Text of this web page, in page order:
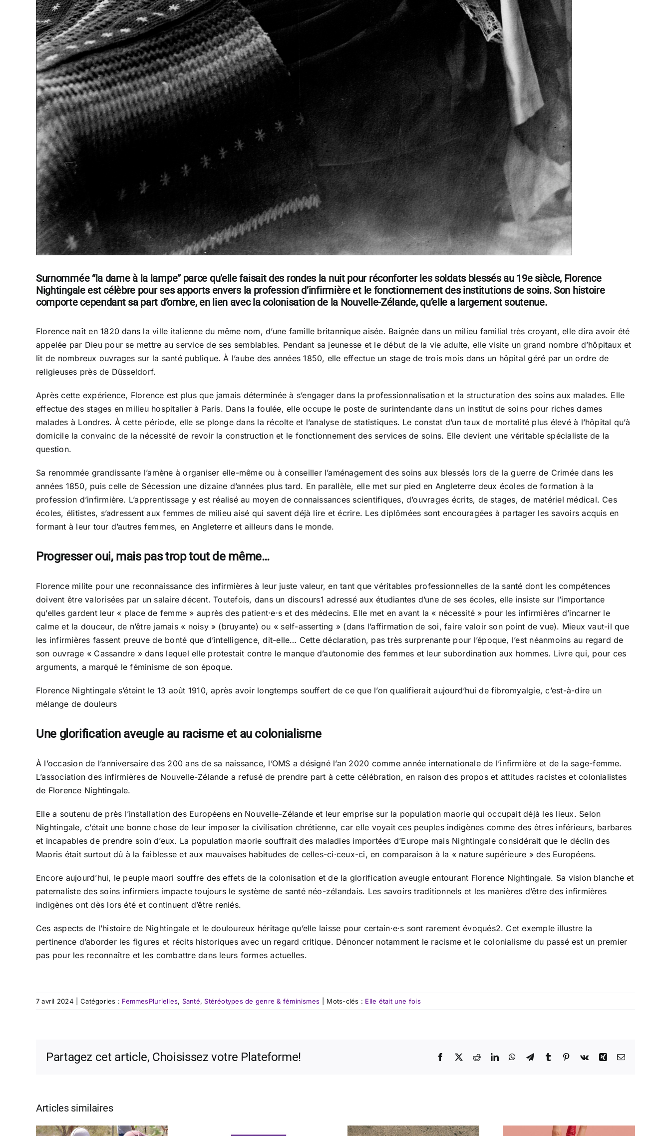
Surnommée “la dame à la lampe” parce qu’elle faisait des rondes la nuit pour réconforter les soldats blessés au 19e siècle, Florence
Nightingale est célèbre pour ses apports envers la profession d’infirmière et le fonctionnement des institutions de soins. Son histoire
comporte cependant sa part d’ombre, en lien avec la colonisation de la Nouvelle-Zélande, qu’elle a largement soutenue.
Florence naît en 1820 dans la ville italienne du même nom, d’une famille britannique aisée. Baignée dans un milieu familial très croyant, elle dira avoir été
appelée par Dieu pour se mettre au service de ses semblables. Pendant sa jeunesse et le début de la vie adulte, elle visite un grand nombre d’hôpitaux et
lit de nombreux ouvrages sur la santé publique. À l’aube des années 1850, elle effectue un stage de trois mois dans un hôpital géré par un ordre de
religieuses près de Düsseldorf.
Après cette expérience, Florence est plus que jamais déterminée à s’engager dans la professionnalisation et la structuration des soins aux malades. Elle
effectue des stages en milieu hospitalier à Paris. Dans la foulée, elle occupe le poste de surintendante dans un institut de soins pour riches dames
malades à Londres. À cette période, elle se plonge dans la récolte et l’analyse de statistiques. Le constat d’un taux de mortalité plus élevé à l’hôpital qu’à
domicile la convainc de la nécessité de revoir la construction et le fonctionnement des services de soins. Elle devient une véritable spécialiste de la
question.
Sa renommée grandissante l’amène à organiser elle-même ou à conseiller l’aménagement des soins aux blessés lors de la guerre de Crimée dans les
années 1850, puis celle de Sécession une dizaine d’années plus tard. En parallèle, elle met sur pied en Angleterre deux écoles de formation à la
profession d’infirmière. L’apprentissage y est réalisé au moyen de connaissances scientifiques, d’ouvrages écrits, de stages, de matériel médical. Ces
écoles, élitistes, s’adressent aux femmes de milieu aisé qui savent déjà lire et écrire. Les diplômées sont encouragées à partager les savoirs acquis en
formant à leur tour d’autres femmes, en Angleterre et ailleurs dans le monde.
Progresser oui, mais pas trop tout de même…
Florence milite pour une reconnaissance des infirmières à leur juste valeur, en tant que véritables professionnelles de la santé dont les compétences
doivent être valorisées par un salaire décent. Toutefois, dans un discours1 adressé aux étudiantes d’une de ses écoles, elle insiste sur l’importance
qu’elles gardent leur « place de femme » auprès des patient·e·s et des médecins. Elle met en avant la « nécessité » pour les infirmières d’incarner le
calme et la douceur, de n’être jamais « noisy » (bruyante) ou « self-asserting » (dans l’affirmation de soi, faire valoir son point de vue). Mieux vaut-il que
les infirmières fassent preuve de bonté que d’intelligence, dit-elle… Cette déclaration, pas très surprenante pour l’époque, l’est néanmoins au regard de
son ouvrage « Cassandre » dans lequel elle protestait contre le manque d’autonomie des femmes et leur subordination aux hommes. Livre qui, pour ces
arguments, a marqué le féminisme de son époque.
Florence Nightingale s’éteint le 13 août 1910, après avoir longtemps souffert de ce que l’on qualifierait aujourd’hui de fibromyalgie, c’est-à-dire un
mélange de douleurs
Une glorification aveugle au racisme et au colonialisme
À l’occasion de l’anniversaire des 200 ans de sa naissance, l’OMS a désigné l’an 2020 comme année internationale de l’infirmière et de la sage-femme.
L’association des infirmières de Nouvelle-Zélande a refusé de prendre part à cette célébration, en raison des propos et attitudes racistes et colonialistes
de Florence Nightingale.
Elle a soutenu de près l’installation des Européens en Nouvelle-Zélande et leur emprise sur la population maorie qui occupait déjà les lieux. Selon
Nightingale, c’était une bonne chose de leur imposer la civilisation chrétienne, car elle voyait ces peuples indigènes comme des êtres inférieurs, barbares
et incapables de prendre soin d’eux. La population maorie souffrait des maladies importées d’Europe mais Nightingale considérait que le déclin des
Maoris était surtout dû à la faiblesse et aux mauvaises habitudes de celles-ci·ceux-ci, en comparaison à la « nature supérieure » des Européens.
Encore aujourd’hui, le peuple maori souffre des effets de la colonisation et de la glorification aveugle entourant Florence Nightingale. Sa vision blanche et
paternaliste des soins infirmiers impacte toujours le système de santé néo-zélandais. Les savoirs traditionnels et les manières d’être des infirmières
indigènes ont dès lors été et continuent d’être reniés.
Ces aspects de l’histoire de Nightingale et le douloureux héritage qu’elle laisse pour certain·e·s sont rarement évoqués2. Cet exemple illustre la
pertinence d’aborder les figures et récits historiques avec un regard critique. Dénoncer notamment le racisme et le colonialisme du passé est un premier
pas pour les reconnaître et les combattre dans leurs formes actuelles.
7 avril 2024 Catégories : FemmesPlurielles, Santé,Stéréotypes de genre & féminismes Mots-clés : Elle était une fois
Partagez cet article, Choisissez votre Plateforme! Facebook
X RedditLinkedInWhatsApp
TelegramTumblr Pinterest
Vk Xing Email
Articles similaires